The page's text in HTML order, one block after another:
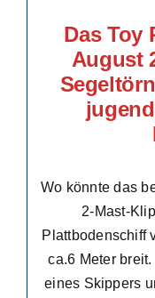
Das Toy
August
Wo könnte das
2-Mast-
Plattbodenschiff
ca.6 Meter
eines Skippers